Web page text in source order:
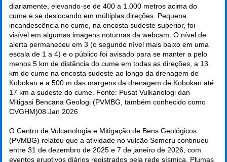
diariamente, elevando-se de 400 a 1.000 metros acima do
cume e se deslocando em múltiplas direções. Pequena
incandescência no cume, na encosta sudeste superior, foi
visível em algumas imagens noturnas da webcam. O nível de
alerta permaneceu em 3 (o segundo nível mais baixo em uma
escala de 1 a 4) e o público foi avisado para se manter a pelo
menos 5 km de distância do cume em todas as direções, a 13
km do cume na encosta sudeste ao longo da drenagem de
Kobokan e a 500 m das margens da drenagem de Kobokan até
17 km a sudeste do cume. Fonte: Pusat Vulkanologi dan
Mitigasi Bencana Geologi (PVMBG, também conhecido como
CVGHM)08 Jan 2026
O Centro de Vulcanologia e Mitigação de Bens Geológicos
(PVMBG) relatou que a atividade no vulcão Semeru continuou
entre 31 de dezembro de 2025 e 7 de janeiro de 2026, com
eventos eruptivos diários registrados pela rede sísmica. Plumas